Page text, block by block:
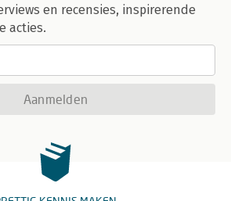
en recensies, inspirerende
acties.
Aanmelden